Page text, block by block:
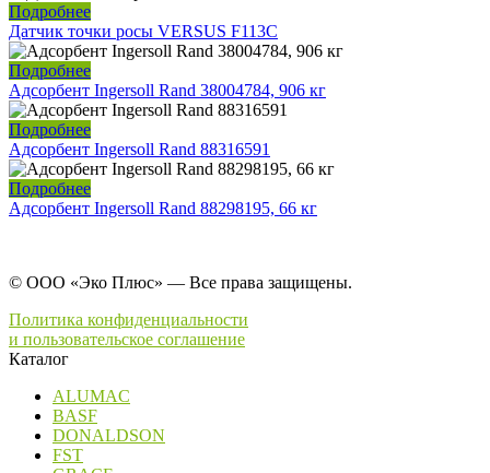
Подробнее
Датчик точки росы VERSUS F113C
Подробнее
Адсорбент Ingersoll Rand 38004784, 906 кг
Подробнее
Адсорбент Ingersoll Rand 88316591
Подробнее
Адсорбент Ingersoll Rand 88298195, 66 кг
© ООО «Эко Плюс» — Все права защищены.
Политика конфиденциальности
и пользовательское соглашение
Каталог
ALUMAC
BASF
DONALDSON
FST